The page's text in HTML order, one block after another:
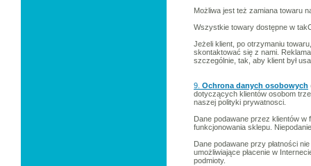
Możliwa jest też zamiana towaru
Wszystkie towary dostępne w
Jeżeli klient, po otrzymaniu
skontaktować się z nami.
szczególnie, tak, aby klient był
9. Ochrona danych osobowych
dotyczących klientów osobom
naszej polityki prywatnosci.
Dane podawane przez klientów w
funkcjonowania sklepu.
Dane podawane przy płatności
umożliwiające płacenie w
podmioty.